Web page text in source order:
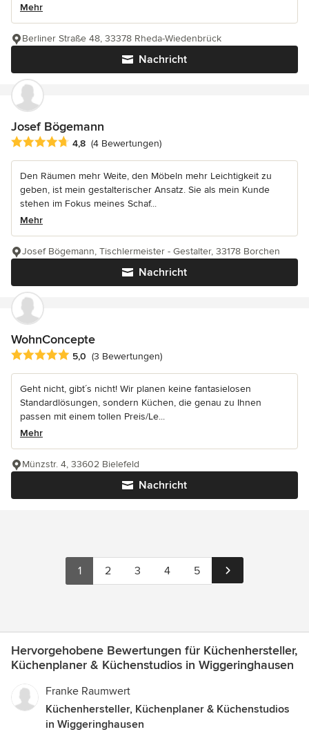
Mehr
Nachricht
Berliner Straße 48, 33378 Rheda-Wiedenbrück
Josef Bögemann
Durchschnittliche Bewertung: 4.8 von 5 Sternen
4,8 (4 Bewertungen)
Den Räumen mehr Weite, den Möbeln mehr Leichtigkeit zu
geben, ist mein gestalterischer Ansatz. Sie als mein Kunde
stehen im Fokus meines Schaf...
Mehr
Nachricht
Josef Bögemann, Tischlermeister - Gestalter, 33178 Borchen
WohnConcepte
Durchschnittliche Bewertung: 5 von 5 Sternen
5,0 (3 Bewertungen)
Geht nicht, gibt´s nicht! Wir planen keine fantasielosen
Standardlösungen, sondern Küchen, die genau zu Ihnen
passen mit einem tollen Preis/Le...
Mehr
Nachricht
Münzstr. 4, 33602 Bielefeld
1 2 3 4 5
Hervorgehobene Bewertungen für Küchenhersteller,
Küchenplaner & Küchenstudios in Wiggeringhausen
Franke Raumwert
Küchenhersteller, Küchenplaner & Küchenstudios
in Wiggeringhausen